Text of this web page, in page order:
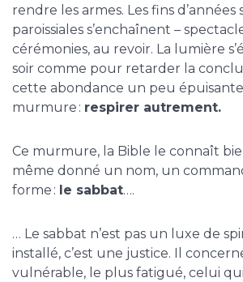
rendre les armes. Les fins d’années
paroissiales s’enchaînent –
cérémonies, au revoir. La lumière
soir comme pour retarder la
cette abondance un peu
murmure : respirer autrement.
Ce murmure, la Bible le connaît
même donné un nom, un
forme : le sabbat….
… Le sabbat n’est pas un luxe de
installé, c’est une justice. Il
vulnérable, le plus fatigué, celui qui